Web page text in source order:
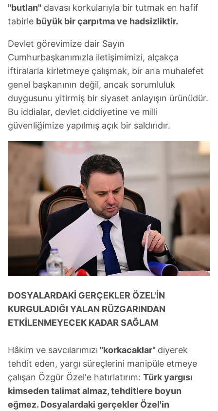
"butlan" davası korkularıyla bir tutmak en hafif
tabirle büyük bir çarpıtma ve hadsizliktir.
Devlet görevimize dair Sayın
Cumhurbaşkanımızla iletişimimizi, alçakça
iftiralarla kirletmeye çalışmak, bir ana muhalefet
genel başkanının değil, ancak sorumluluk
duygusunu yitirmiş bir siyaset anlayışın ürünüdür.
Bu iddialar, devlet ciddiyetine ve milli
güvenliğimize yapılmış açık bir saldırıdır.
DOSYALARDAKİ GERÇEKLER ÖZEL'İN
KURGULADIĞI YALAN RÜZGARINDAN
ETKİLENMEYECEK KADAR SAĞLAM
Hâkim ve savcılarımızı "korkacaklar" diyerek
tehdit eden, yargı süreçlerini manipüle etmeye
çalışan Özgür Özel'e hatırlatırım: Türk yargısı
kimseden talimat almaz, tehditlere boyun
eğmez. Dosyalardaki gerçekler Özel'in